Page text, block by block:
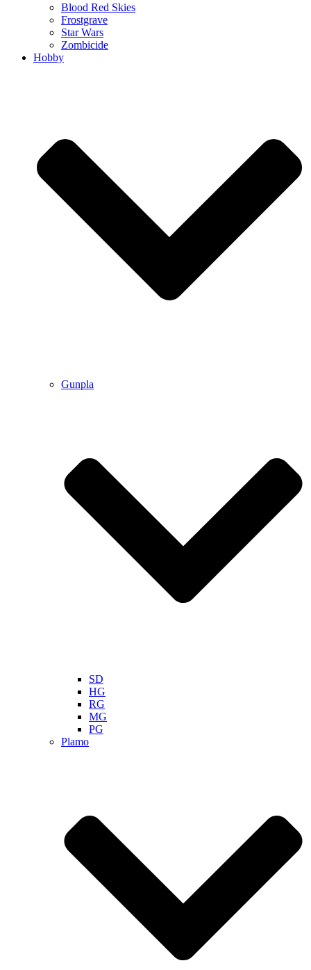
Blood Red Skies
Frostgrave
Star Wars
Zombicide
Hobby
Gunpla
SD
HG
RG
MG
PG
Plamo